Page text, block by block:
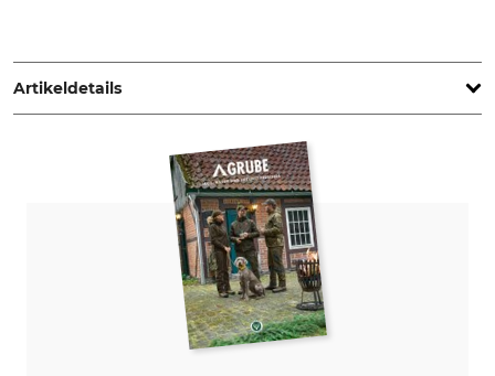
www.globe-flight.de
Artikeldetails
Produkttyp
Propeller
Modellbezeichnung